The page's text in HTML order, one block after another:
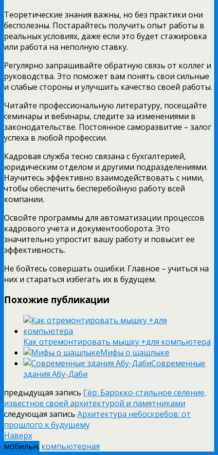
Теоретические знания важны, но без практики они
бесполезны. Постарайтесь получить опыт работы в
реальных условиях, даже если это будет стажировка
или работа на неполную ставку.
Регулярно запрашивайте обратную связь от коллег и
руководства. Это поможет вам понять свои сильные
и слабые стороны и улучшить качество своей работы.
Читайте профессиональную литературу, посещайте
семинары и вебинары, следите за изменениями в
законодательстве. Постоянное саморазвитие – залог
успеха в любой профессии.
Кадровая служба тесно связана с бухгалтерией,
юридическим отделом и другими подразделениями.
Научитесь эффективно взаимодействовать с ними,
чтобы обеспечить бесперебойную работу всей
компании.
Освойте программы для автоматизации процессов
кадрового учета и документооборота. Это
значительно упростит вашу работу и повысит ее
эффективность.
Не бойтесь совершать ошибки. Главное – учиться на
них и стараться избегать их в будущем.
Похожие публикации
Как отремонтировать мышку +для компьютера
Мифы о шашлыке
Современные
здания Абу-Даби
предыдущая запись Гёр: Барокко-стильное селение,
известное своей архитектурой и памятниками
следующая запись Архитектура небоскребов: от
прошлого к будущему
Наверх
мобильн. компьютерная